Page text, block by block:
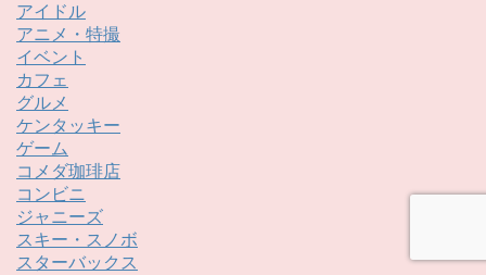
アイドル
アニメ・特撮
イベント
カフェ
グルメ
ケンタッキー
ゲーム
コメダ珈琲店
コンビニ
ジャニーズ
スキー・スノボ
スターバックス